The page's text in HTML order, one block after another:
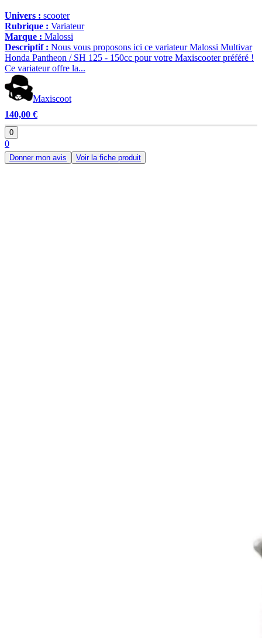
Univers : scooter
Rubrique : Variateur
Marque : Malossi
Descriptif : Nous vous proposons ici ce variateur Malossi Multivar
Honda Pantheon / SH 125 - 150cc pour votre Maxiscooter préféré !
Ce variateur offre la...
Maxiscoot
140,00 €
0
0
Donner mon avis Voir la fiche produit